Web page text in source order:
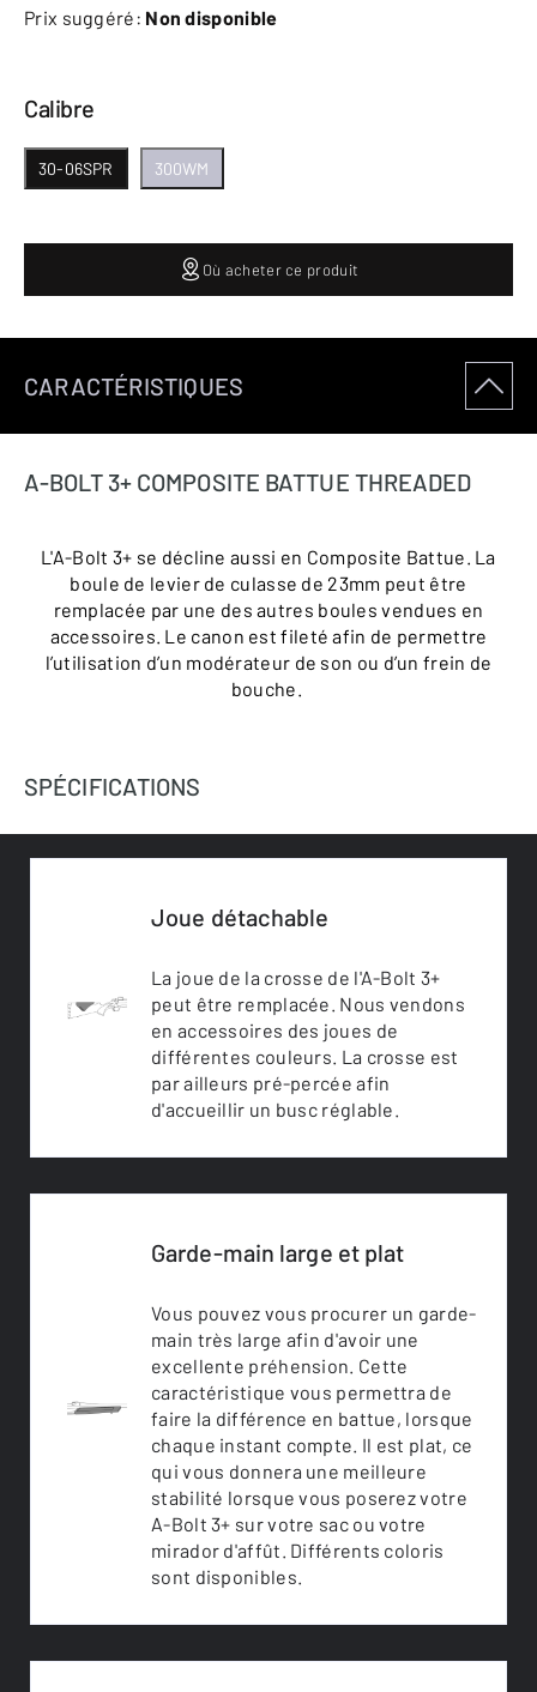
Prix suggéré: Non disponible
Calibre
30-06SPR 300WM
Où acheter ce produit
CARACTÉRISTIQUES
A-BOLT 3+ COMPOSITE BATTUE THREADED
L'A-Bolt 3+ se décline aussi en Composite Battue. La
boule de levier de culasse de 23mm peut être
remplacée par une des autres boules vendues en
accessoires. Le canon est fileté afin de permettre
l’utilisation d’un modérateur de son ou d’un frein de
bouche.
SPÉCIFICATIONS
Joue détachable
La joue de la crosse de l'A-Bolt 3+
peut être remplacée. Nous vendons
en accessoires des joues de
différentes couleurs. La crosse est
par ailleurs pré-percée afin
d'accueillir un busc réglable.
Garde-main large et plat
Vous pouvez vous procurer un garde-
main très large afin d'avoir une
excellente préhension. Cette
caractéristique vous permettra de
faire la différence en battue, lorsque
chaque instant compte. Il est plat, ce
qui vous donnera une meilleure
stabilité lorsque vous poserez votre
A-Bolt 3+ sur votre sac ou votre
mirador d'affût. Différents coloris
sont disponibles.